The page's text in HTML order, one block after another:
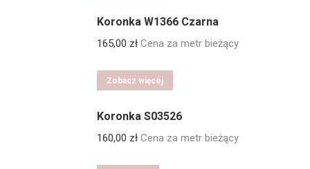
Koronka W1366 Czarna
165,00 zł Cena za metr bieżący
Zobacz więcej
Koronka S03526
160,00 zł Cena za metr bieżący